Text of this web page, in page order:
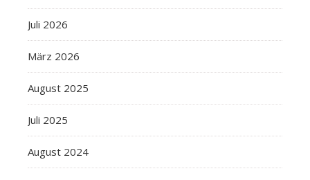
Juli 2026
März 2026
August 2025
Juli 2025
August 2024